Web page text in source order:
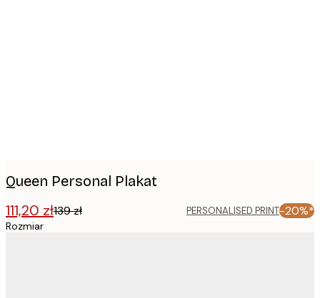
Queen Personal Plakat
111,20 zł139 zł PERSONALISED PRINT-20%*
Rozmiar